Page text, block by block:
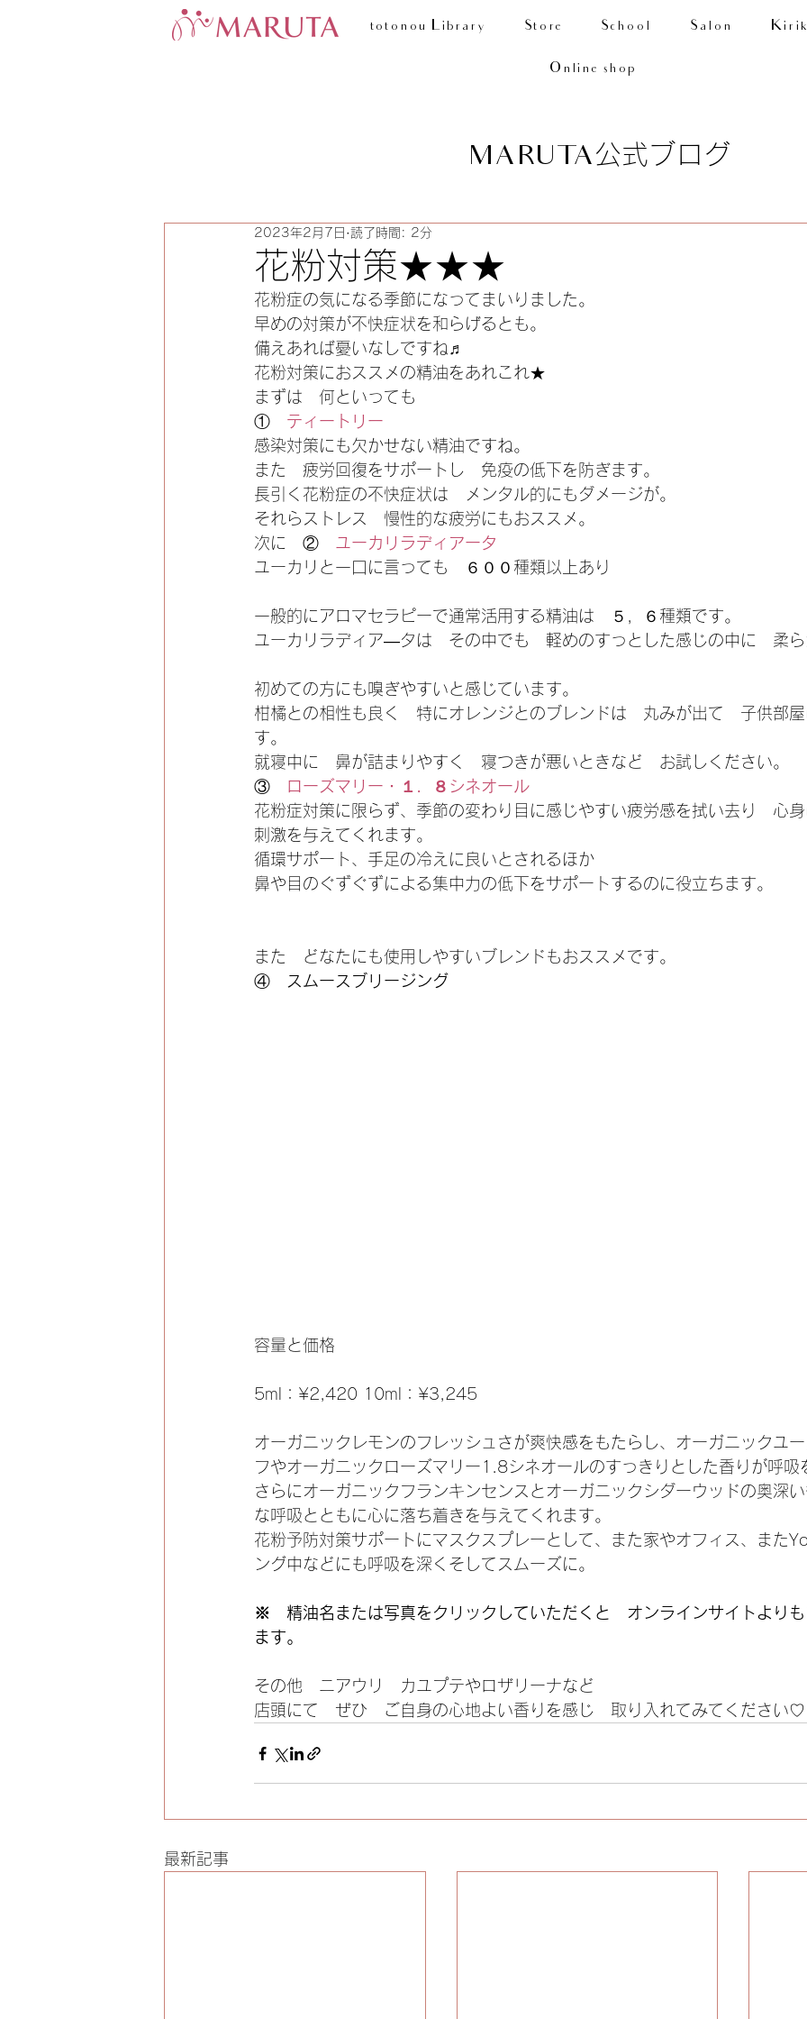
totonou Library Store School Salon
Online shop
MARUTA公式ブログ
花粉対策★★★
2023年2月7日 読了時間: 2分
花粉症の気になる季節になってまいりました。
早めの対策が不快症状を和らげるとも。
備えあれば憂いなしですね♬
花粉対策におススメの精油をあれこれ★
まずは　何といっても
① ティートリー
感染対策にも欠かせない精油ですね。
また　疲労回復をサポートし　免疫の低下を防ぎます。
長引く花粉症の不快症状は　メンタル的にもダメージが。
それらストレス　慢性的な疲労にもおススメ。
次に　②
ユーカリラディアータ
ユーカリと一口に言っても　６００種類以上あり
一般的にアロマセラピーで通常活用する精油は　５，６種類です。
ユーカリラディア―タは　その中でも　軽めのすっとした感じの中に　柔
初めての方にも嗅ぎやすいと感じています。
柑橘との相性も良く　特にオレンジとのブレンドは　丸みが出て　子供部
す。
就寝中に　鼻が詰まりやすく　寝つきが悪いときなど　お試しください。
③
ローズマリー・１．８シネオール
花粉症対策に限らず、季節の変わり目に感じやすい疲労感を拭い去り　心
刺激を与えてくれます。
循環サポート、手足の冷えに良いとされるほか
鼻や目のぐずぐずによる集中力の低下をサポートするのに役立ちます。
また　どなたにも使用しやすいブレンドもおススメです。
④
スムースブリージング
容量と価格
5ml：¥2,420 10ml：¥3,245
オーガニックレモンのフレッシュさが爽快感をもたらし、オーガニックユ
フやオーガニックローズマリー1.8シネオールのすっきりとした香りが呼吸
さらにオーガニックフランキンセンスとオーガニックシダーウッドの奥深
な呼吸とともに心に落ち着きを与えてくれます。
花粉予防対策サポートにマスクスプレーとして、また家やオフィス、また
ング中などにも呼吸を深くそしてスムーズに。
※　精油名または写真をクリックしていただくと　オンラインサイトより
ます。
その他　ニアウリ　カユプテやロザリーナなど
最新記事